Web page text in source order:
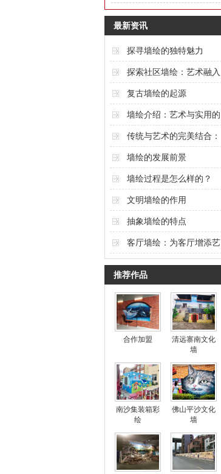
最新资讯
探寻墙绘的独特魅力
探索社区墙绘：艺术融入
城市的创意表达
复古墙绘的起源
墙绘介绍：艺术与实用的
完美结合
传统与艺术的完美结合：
酒店墙绘的魅力
墙绘的发展前景
墙绘过程是怎么样的？
文明墙绘的作用
抽象墙绘的特点
客厅墙绘：为客厅增添艺
术氛围的独特选择
推荐作品
合作加盟
清远寨南文化
墙
南沙集装箱彩
绘
佛山平沙文化
墙